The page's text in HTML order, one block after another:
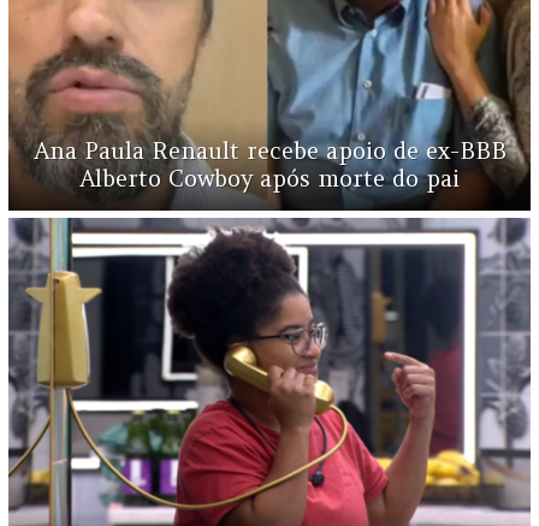
Ana Paula Renault recebe apoio de ex-BBB
Alberto Cowboy após morte do pai